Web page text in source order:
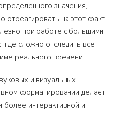
значения,
отреагировать на этот факт.
при работе с большими
где сложно отследить все
реального времени.
и визуальных
форматировании делает
более интерактивной и